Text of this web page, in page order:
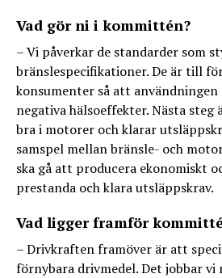
Vad gör ni i kommittén?
– Vi påverkar de standarder som
bränslespecifikationer. De är till
konsumenter så att
negativa hälsoeffekter. Nästa
bra i motorer och klarar
samspel mellan bränsle- och
ska gå att producera ekonomiskt
prestanda och klara utsläppskrav.
Vad ligger framför
– Drivkraften framöver är att
förnybara drivmedel. Det jobbar vi